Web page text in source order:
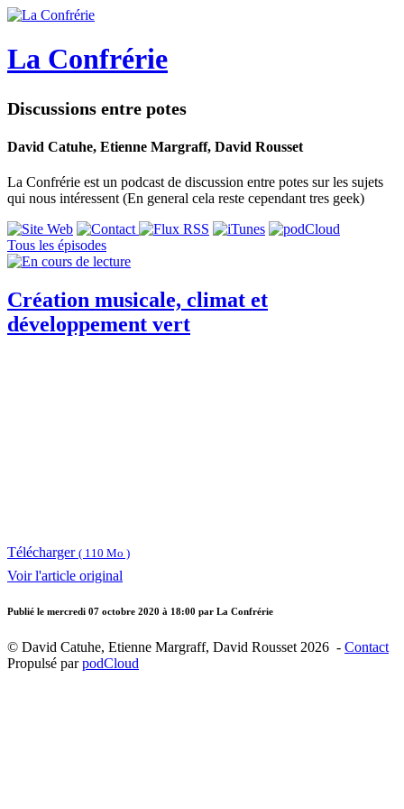
La Confrérie
Discussions entre potes
David Catuhe, Etienne Margraff, David Rousset
La Confrérie est un podcast de discussion entre potes sur les sujets
qui nous intéressent (En general cela reste cependant tres geek)
Tous les épisodes
Création musicale, climat et
développement vert
Télécharger ( 110 Mo )
Voir l'article original
Publié le mercredi 07 octobre 2020 à 18:00 par La Confrérie
© David Catuhe, Etienne Margraff, David Rousset 2026 - Contact
Propulsé parpodCloud